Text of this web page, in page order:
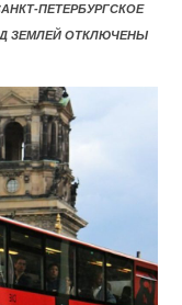
ПЕТЕРБУРГСКОЕ
ЗЕМЛЕЙ ОТКЛЮЧЕНЫ